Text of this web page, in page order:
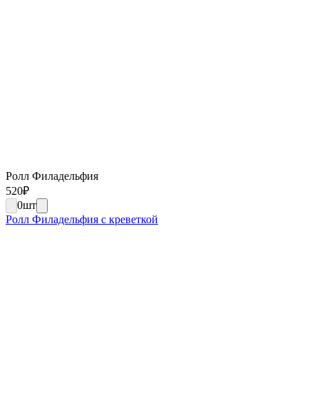
Ролл Филадельфия
520₽
0шт
Ролл Филадельфия с креветкой